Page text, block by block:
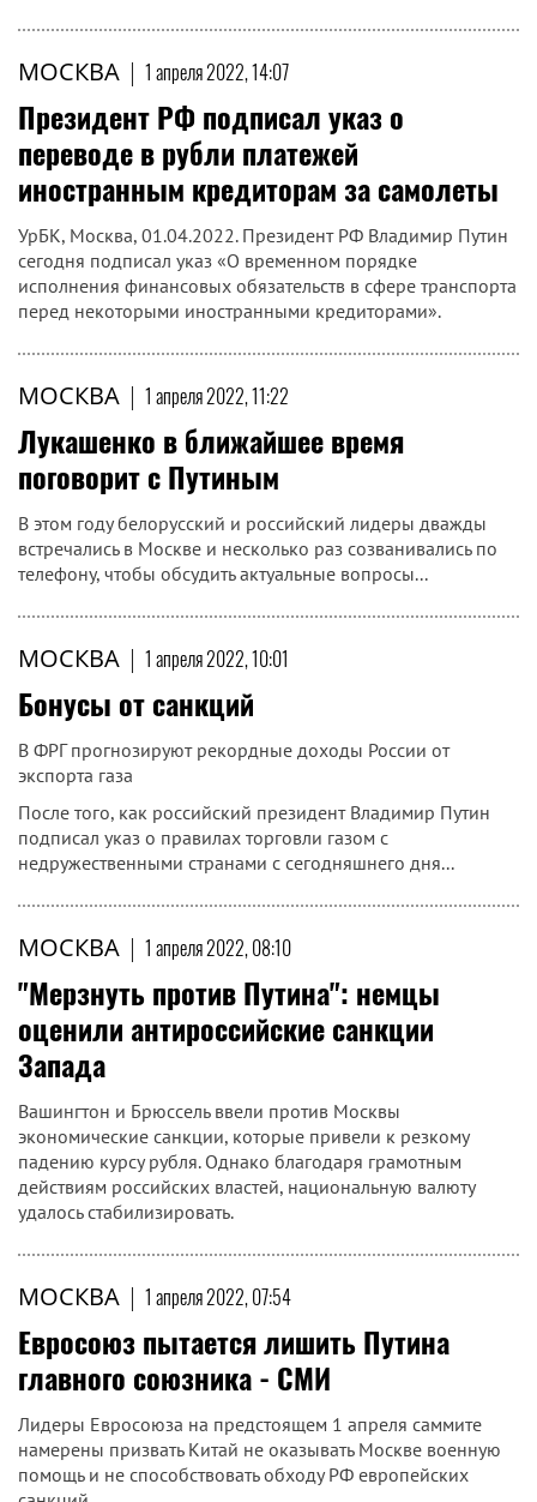
МОСКВА | 1 апреля 2022, 14:07
Президент РФ подписал указ о
переводе в рубли платежей
иностранным кредиторам за самолеты
УрБК, Москва, 01.04.2022. Президент РФ Владимир Путин
сегодня подписал указ «О временном порядке
исполнения финансовых обязательств в сфере транспорта
перед некоторыми иностранными кредиторами».
МОСКВА | 1 апреля 2022, 11:22
Лукашенко в ближайшее время
поговорит с Путиным
В этом году белорусский и российский лидеры дважды
встречались в Москве и несколько раз созванивались по
телефону, чтобы обсудить актуальные вопросы...
МОСКВА | 1 апреля 2022, 10:01
Бонусы от санкций
В ФРГ прогнозируют рекордные доходы России от
экспорта газа
После того, как российский президент Владимир Путин
подписал указ о правилах торговли газом с
недружественными странами с сегодняшнего дня...
МОСКВА | 1 апреля 2022, 08:10
"Мерзнуть против Путина": немцы
оценили антироссийские санкции
Запада
Вашингтон и Брюссель ввели против Москвы
экономические санкции, которые привели к резкому
падению курсу рубля. Однако благодаря грамотным
действиям российских властей, национальную валюту
удалось стабилизировать.
МОСКВА | 1 апреля 2022, 07:54
Евросоюз пытается лишить Путина
главного союзника - СМИ
Лидеры Евросоюза на предстоящем 1 апреля саммите
намерены призвать Китай не оказывать Москве военную
помощь и не способствовать обходу РФ европейских